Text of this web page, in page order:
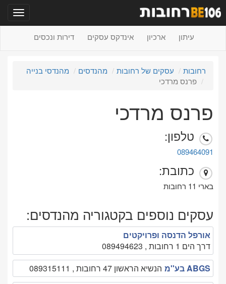
עיתון ארכיון אינדקס עסקים דירות ונכסים
רחובות עסקים של רחובות מהנדסים
מהנדסי בנייה
פרנס מרדכי
פרנס מרדכי
טלפון:
089464091
כתובת:
בארי 11 רחובות
עסקים נוספים בקטגוריה מהנדסים:
אורפל הדנסה ופרויקטים
דרך הים 1 רחובות , 089494623
ABGS בע''מ
הנשיא הראשון 47 רחובות , 089315111